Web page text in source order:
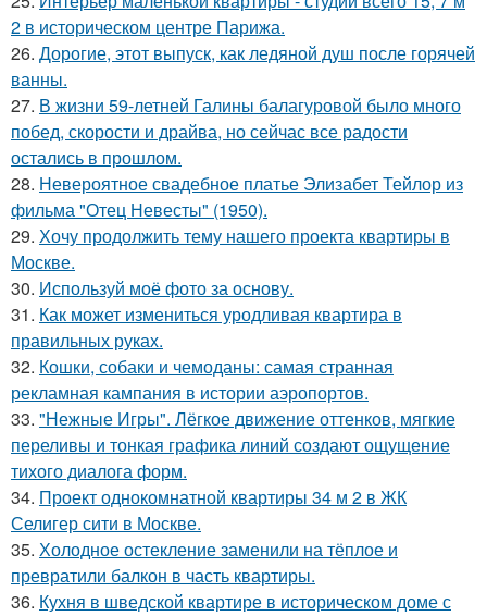
2 в историческом центре Парижа.
26. Дорогие, этот выпуск, как ледяной душ после горячей
ванны.
27. В жизни 59-летней Галины балагуровой было много
побед, скорости и драйва, но сейчас все радости
остались в прошлом.
28. Невероятное свадебное платье Элизабет Тейлор из
фильма "Отец Невесты" (1950).
29. Хочу продолжить тему нашего проекта квартиры в
Москве.
30. Используй моё фото за основу.
31. Как может измениться уродливая квартира в
правильных руках.
32. Кошки, собаки и чемоданы: самая странная
рекламная кампания в истории аэропортов.
33. "Нежные Игры". Лёгкое движение оттенков, мягкие
переливы и тонкая графика линий создают ощущение
тихого диалога форм.
34. Проект однокомнатной квартиры 34 м 2 в ЖК
Селигер сити в Москве.
35. Холодное остекление заменили на тёплое и
превратили балкон в часть квартиры.
36. Кухня в шведской квартире в историческом доме с